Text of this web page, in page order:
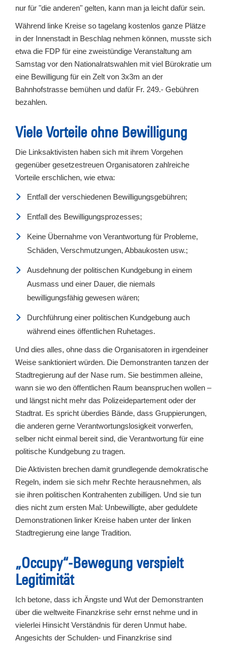
nur für "die anderen" gelten, kann man ja leicht dafür sein.
Während linke Kreise so tagelang kostenlos ganze Plätze
in der Innenstadt in Beschlag nehmen können, musste sich
etwa die FDP für eine zweistündige Veranstaltung am
Samstag vor den Nationalratswahlen mit viel Bürokratie um
eine Bewilligung für ein Zelt von 3x3m an der
Bahnhofstrasse bemühen und dafür Fr. 249.- Gebühren
bezahlen.
Viele Vorteile ohne Bewilligung
Die Linksaktivisten haben sich mit ihrem Vorgehen
gegenüber gesetzestreuen Organisatoren zahlreiche
Vorteile erschlichen, wie etwa:
Entfall der verschiedenen Bewilligungsgebühren;
Entfall des Bewilligungsprozesses;
Keine Übernahme von Verantwortung für Probleme,
Schäden, Verschmutzungen, Abbaukosten usw.;
Ausdehnung der politischen Kundgebung in einem
Ausmass und einer Dauer, die niemals
bewilligungsfähig gewesen wären;
Durchführung einer politischen Kundgebung auch
während eines öffentlichen Ruhetages.
Und dies alles, ohne dass die Organisatoren in irgendeiner
Weise sanktioniert würden. Die Demonstranten tanzen der
Stadtregierung auf der Nase rum. Sie bestimmen alleine,
wann sie wo den öffentlichen Raum beanspruchen wollen –
und längst nicht mehr das Polizeidepartement oder der
Stadtrat. Es spricht überdies Bände, dass Gruppierungen,
die anderen gerne Verantwortungslosigkeit vorwerfen,
selber nicht einmal bereit sind, die Verantwortung für eine
politische Kundgebung zu tragen.
Die Aktivisten brechen damit grundlegende demokratische
Regeln, indem sie sich mehr Rechte herausnehmen, als
sie ihren politischen Kontrahenten zubilligen. Und sie tun
dies nicht zum ersten Mal: Unbewilligte, aber geduldete
Demonstrationen linker Kreise haben unter der linken
Stadtregierung eine lange Tradition.
„Occupy“-Bewegung verspielt
Legitimität
Ich betone, dass ich Ängste und Wut der Demonstranten
über die weltweite Finanzkrise sehr ernst nehme und in
vielerlei Hinsicht Verständnis für deren Unmut habe.
Angesichts der Schulden- und Finanzkrise sind